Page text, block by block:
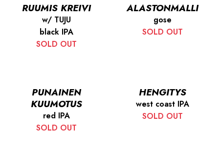
RUUMIS KREIVI
w/ TUJU
black IPA
SOLD OUT
ALASTONMALLI
gose
SOLD OUT
PUNAINEN
KUUMOTUS
red IPA
SOLD OUT
HENGITYS
west coast IPA
SOLD OUT